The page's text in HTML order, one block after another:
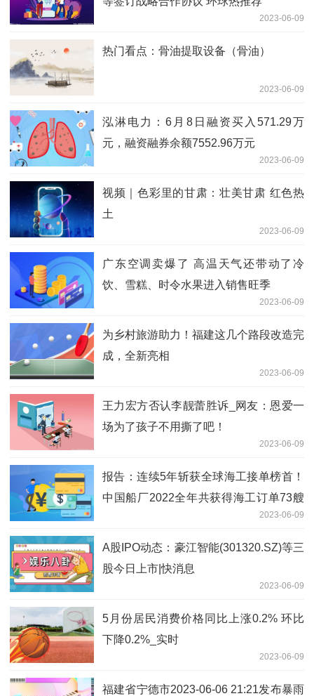
2023-06-09
热门看点：骨油提取设备（骨油）
2023-06-09
泓淋电力：6月8日融资买入571.29万
元，融资融券余额7552.96万元
2023-06-09
视频｜色彩里的甘肃：壮美甘肃 红色热
土
2023-06-09
广东空调卖爆了 高温天气还带动了冷
饮、雪糕、时令水果进入销售旺季
2023-06-09
为乡村旅游助力！福建这几个路段改造完
成，全新亮相
2023-06-09
王力宏方否认李靓蕾胜诉_网友：恩爱一
场为了孩子不用撕了吧！
2023-06-09
报告：连续5年斩获全球海工接单榜首！
中国船厂2022全年共获得海工订单73艘
2023-06-09
A股IPO动态：豪江智能(301320.SZ)等三
股今日上市|快消息
2023-06-09
5月份居民消费价格同比上涨0.2% 环比
下降0.2%_实时
2023-06-09
福建省宁德市2023-06-06 21:21发布暴雨